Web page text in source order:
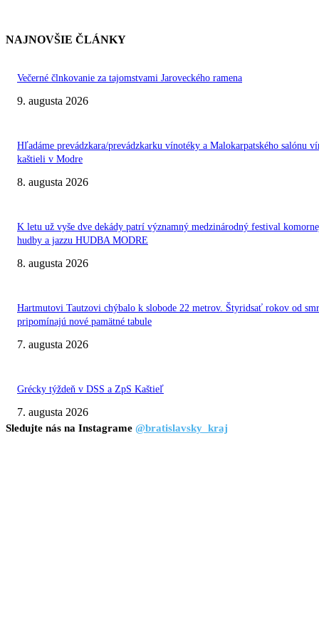
NAJNOVŠIE ČLÁNKY
Večerné člnkovanie za tajomstvami Jaroveckého ramena
9. augusta 2026
Hľadáme prevádzkara/prevádzkarku vínotéky a Malokarpatského salónu
kaštieli v Modre
8. augusta 2026
K letu už vyše dve dekády patrí významný medzinárodný festival
hudby a jazzu HUDBA MODRE
8. augusta 2026
Hartmutovi Tautzovi chýbalo k slobode 22 metrov. Štyridsať rokov od
pripomínajú nové pamätné tabule
7. augusta 2026
Grécky týždeň v DSS a ZpS Kaštieľ
7. augusta 2026
Sledujte nás na Instagrame @bratislavsky_kraj